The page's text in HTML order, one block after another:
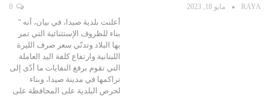
RAYA مايو 18, 2023
أعلنت بلدية صيدا، في بيان، أنه "
بناء للظروف الإستثنائية التي تمر
بها البلاد وتدنّي سعر صرف الليرة
اللبنانية وارتفاع كلفة اليد العاملة
التي تقوم برفع النفايات ما أدّى إلى
تراكمها في مدينة صيدا، وبناء
لحرص البلدية على المحافظة على